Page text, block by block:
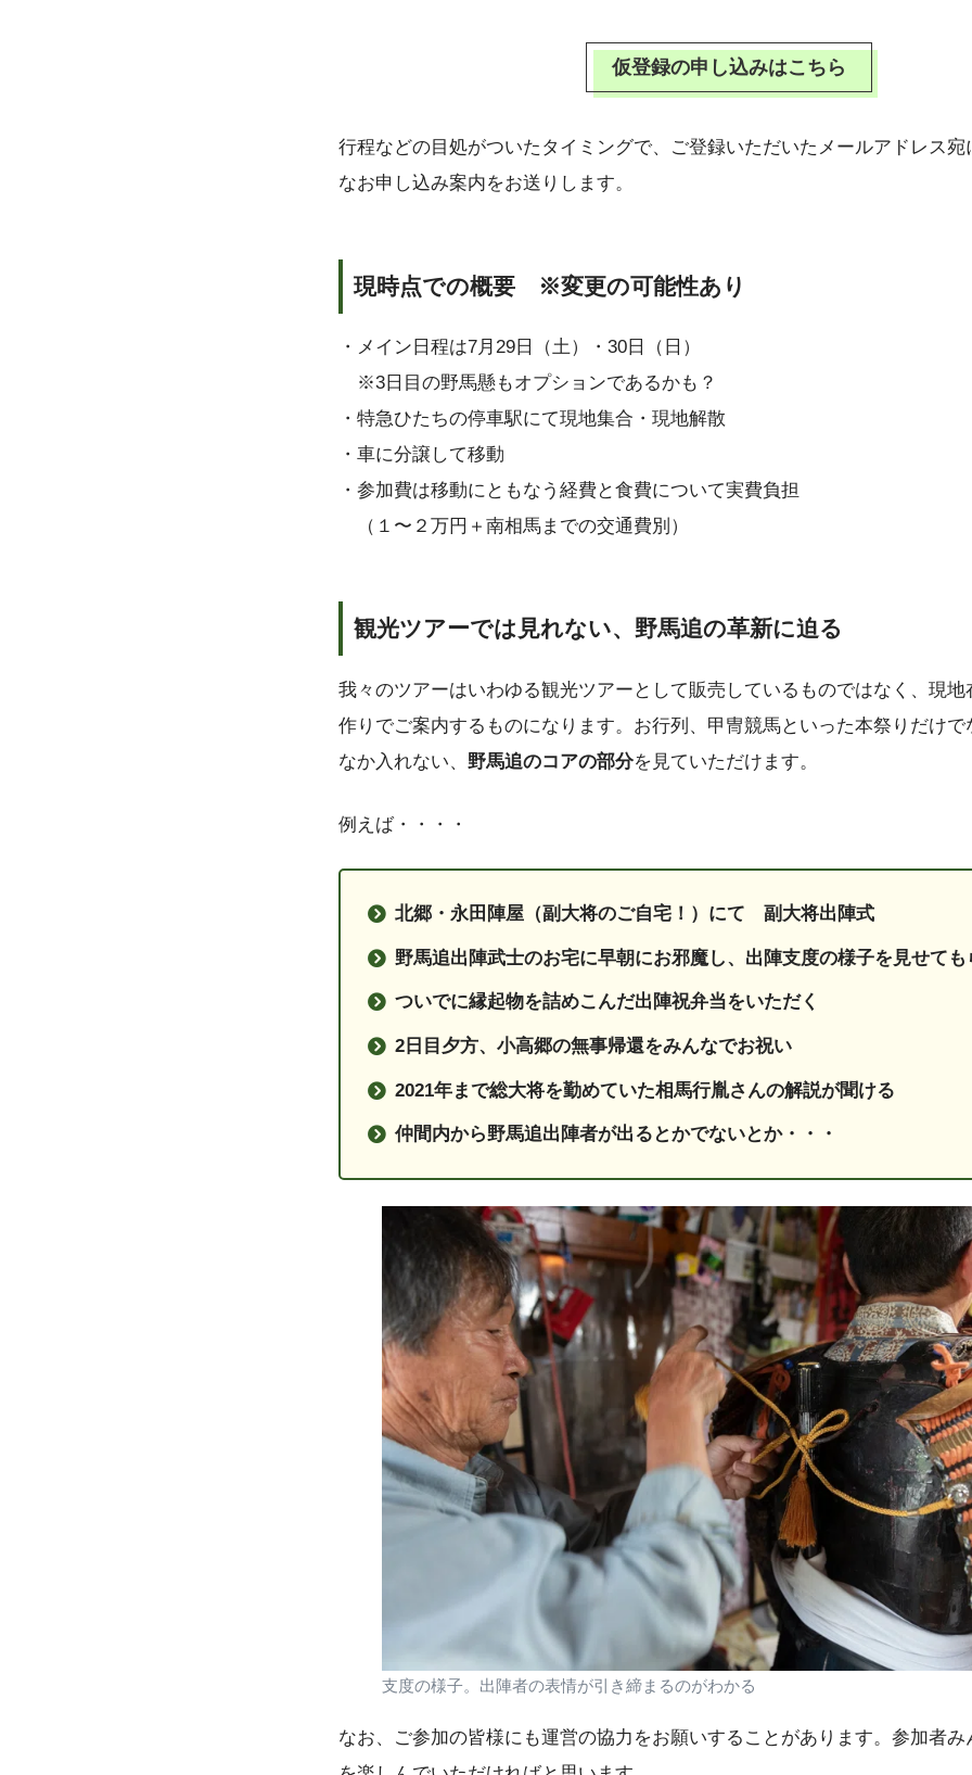
仮登録の申し込みはこちら
行程などの目処がついたタイミングで、ご登録いただいたメールアドレス
なお申し込み案内をお送りします。
現時点での概要 ※変更の可能性あり
・メイン日程は7月29日（土）・30日（日）
※3日目の野馬懸もオプションであるかも？
・特急ひたちの停車駅にて現地集合・現地解散
・車に分譲して移動
・参加費は移動にともなう経費と食費について実費負担
（１〜２万円＋南相馬までの交通費別）
観光ツアーでは見れない、野馬追の革新に迫る
我々のツアーはいわゆる観光ツアーとして販売しているものではなく、現
作りでご案内するものになります。お行列、甲冑競馬といった本祭りだけ
なか入れない、 野馬追のコアの部分を見ていただけます。
例えば・・・・
北郷・永田陣屋（副大将のご自宅！）にて 副大将出陣式
野馬追出陣武士のお宅に早朝にお邪魔し、出陣支度の様子を見せても
ついでに縁起物を詰めこんだ出陣祝弁当をいただく
2日目夕方、小高郷の無事帰還をみんなでお祝い
2021年まで総大将を勤めていた相馬行胤さんの解説が聞ける
仲間内から野馬追出陣者が出るとかでないとか・・・
支度の様子。出陣者の表情が引き締まるのがわかる
なお、ご参加の皆様にも運営の協力をお願いすることがあります。参加者